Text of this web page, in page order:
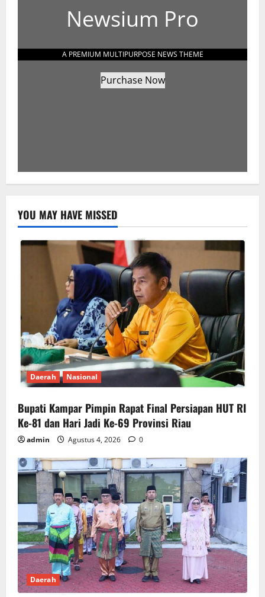
Newsium Pro
A PREMIUM MULTIPURPOSE NEWS THEME
Purchase Now
YOU MAY HAVE MISSED
Daerah Nasional
Bupati Kampar Pimpin Rapat Final Persiapan HUT RI
Ke-81 dan Hari Jadi Ke-69 Provinsi Riau
admin Agustus 4, 2026 0
Daerah